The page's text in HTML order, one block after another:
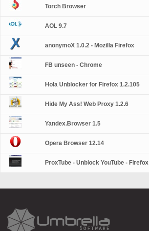
Torch Browser
AOL 9.7
anonymoX 1.0.2 - Mozilla Firefox
FB unseen - Chrome
Hola Unblocker for Firefox 1.2.105
Hide My Ass! Web Proxy 1.2.6
Yandex.Browser 1.5
Opera Browser 12.14
ProxTube - Unblock YouTube - Firefox